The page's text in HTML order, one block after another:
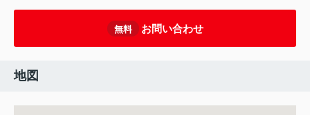
無料 お問い合わせ
地図